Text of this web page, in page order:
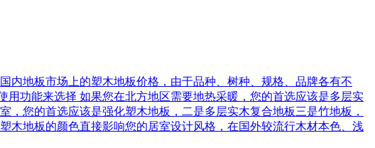
内地板市场上的塑木地板价格，由于品种、树种、规格、品牌各有不
功能来选择 如果您在北方地区需要地热采暖，您的首选应该是多层实
您的首选应该是强化塑木地板，二是多层实木复合地板三是竹地板，
木地板的颜色直接影响您的居室设计风格，在国外较流行木材本色、浅